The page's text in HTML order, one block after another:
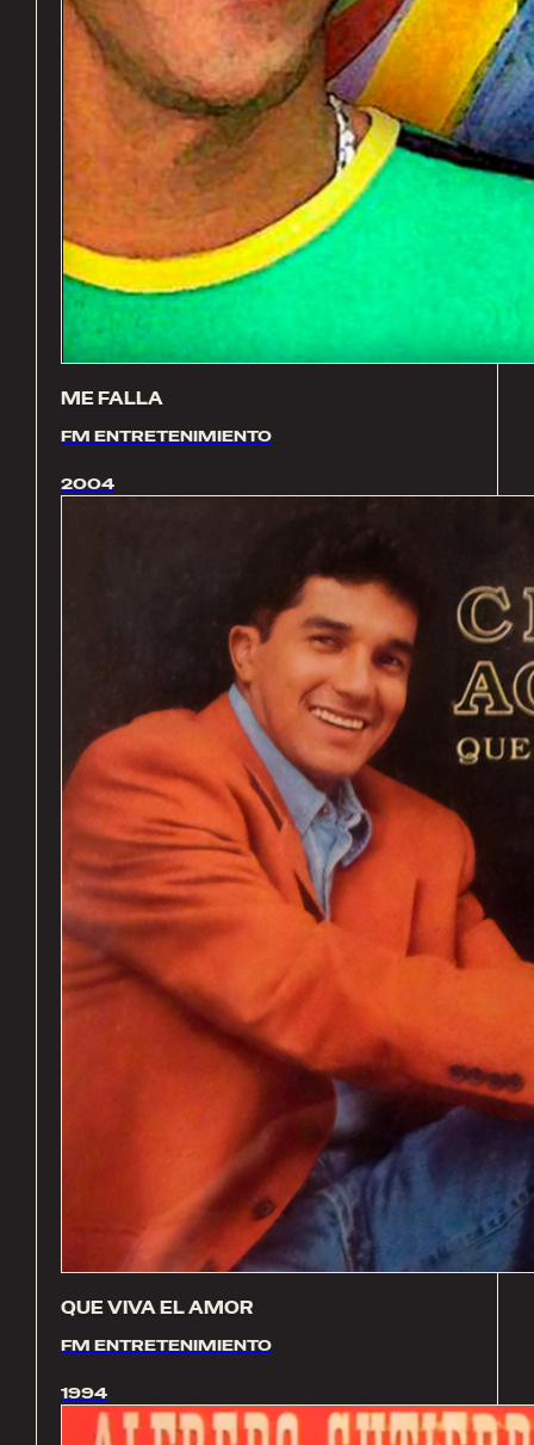
ME FALLA
FM ENTRETENIMIENTO
2004
QUE VIVA EL AMOR
FM ENTRETENIMIENTO
1994